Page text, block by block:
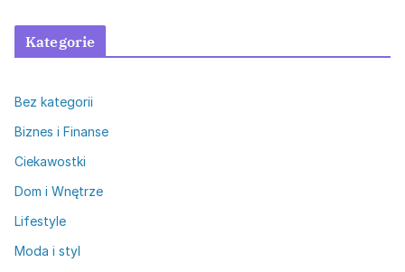
Kategorie
Bez kategorii
Biznes i Finanse
Ciekawostki
Dom i Wnętrze
Lifestyle
Moda i styl